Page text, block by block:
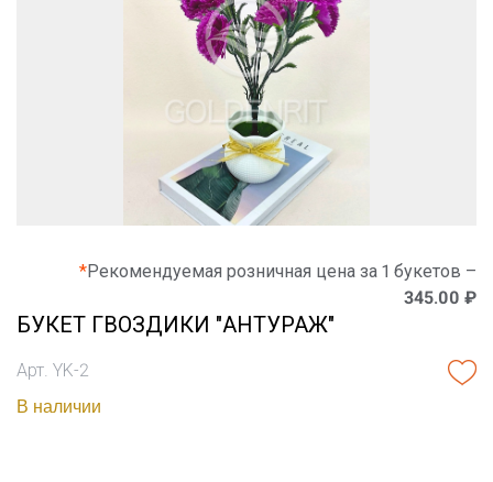
*Рекомендуемая розничная цена за 1 букетов –
345.00 ₽
БУКЕТ ГВОЗДИКИ "АНТУРАЖ"
Арт. YK-2
В наличии